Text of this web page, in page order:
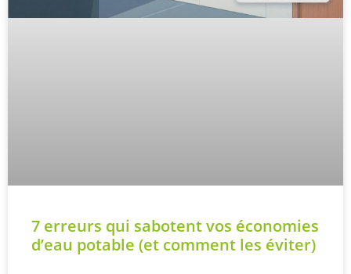
7 erreurs qui sabotent vos économies
d’eau potable (et comment les éviter)